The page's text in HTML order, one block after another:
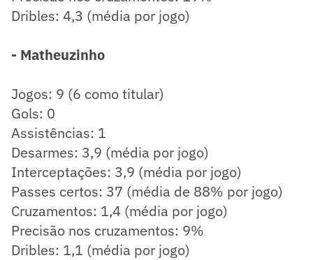
Dribles: 4,3 (média por jogo)
- Matheuzinho
Jogos: 9 (6 como titular)
Gols: 0
Assistências: 1
Desarmes: 3,9 (média por jogo)
Interceptações: 3,9 (média por jogo)
Passes certos: 37 (média de 88% por jogo)
Cruzamentos: 1,4 (média por jogo)
Precisão nos cruzamentos: 9%
Dribles: 1,1 (média por jogo)